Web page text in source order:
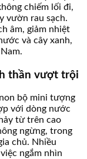
chiếm lối đi,
vườn rau sạch.
âm, giảm nhiệt
và cây xanh,
thần vượt trội
bộ mini tượng
với dòng nước
từ trên cao
ngừng, trong
chủ. Nhiều
ngắm nhìn